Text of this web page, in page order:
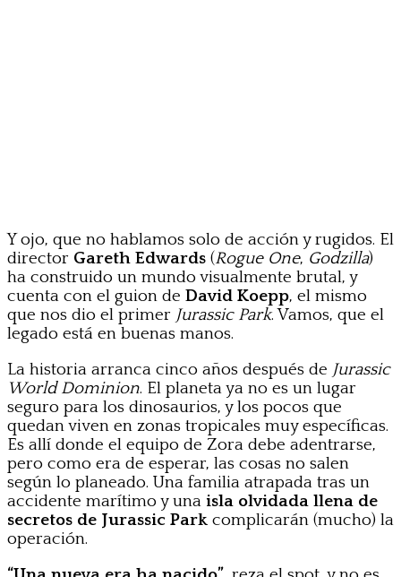
Y ojo, que no hablamos solo de acción y rugidos. El
director Gareth Edwards (Rogue One, Godzilla)
ha construido un mundo visualmente brutal, y
cuenta con el guion de David Koepp, el mismo
que nos dio el primer Jurassic Park. Vamos, que el
legado está en buenas manos.
La historia arranca cinco años después de Jurassic
World Dominion. El planeta ya no es un lugar
seguro para los dinosaurios, y los pocos que
quedan viven en zonas tropicales muy específicas.
Es allí donde el equipo de Zora debe adentrarse,
pero como era de esperar, las cosas no salen
según lo planeado. Una familia atrapada tras un
accidente marítimo y una isla olvidada llena de
secretos de Jurassic Park complicarán (mucho) la
operación.